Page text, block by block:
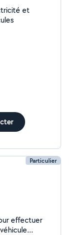
et
Particulier
effectuer